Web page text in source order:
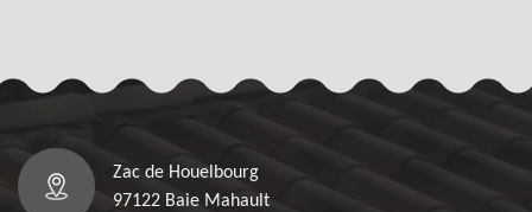
Zac de Houelbourg
97122 Baie Mahault